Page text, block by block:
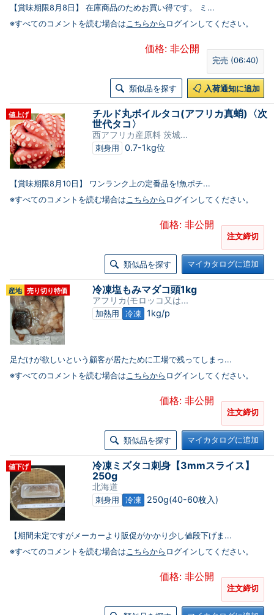
【賞味期限8月8日】 在庫商品のためお買い得です。 ミ...
※すべてのコメントを読む場合はこちらから ログインしてください。
価格: 非公開
完売 (06:40)
類似品を探す 入荷通知に追加
値上げ
チルド丸ボイルタコ(アフリカ真蛸)〈次
世代タコ〉
西アフリカ産原料 茨城...
刺身用 0.7-1kg位
【賞味期限8月10日】 ワンランク上の定番品を!魚ポチ...
※すべてのコメントを読む場合はこちらから ログインしてください。
価格: 非公開
注文締切
類似品を探す マイカタログに追加
産地 売り切り特価 冷凍塩もみマダコ頭1kg
アフリカ(モロッコ又は...
加熱用 冷凍 1kg/p
足だけが欲しいという顧客が居たために工場で残ってしまっ...
※すべてのコメントを読む場合はこちらから ログインしてください。
価格: 非公開
注文締切
類似品を探す マイカタログに追加
値下げ
冷凍ミズタコ刺身【3mmスライス】
250g
北海道
刺身用 冷凍 250g(40-60枚入)
【期間未定ですがメーカーより販促がかかり少し値段下げま...
※すべてのコメントを読む場合はこちらから ログインしてください。
価格: 非公開
注文締切